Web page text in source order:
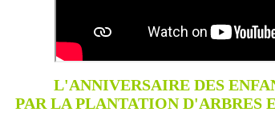
L'ANNIVERSAIRE DES
PAR LA PLANTATION D'ARBRES